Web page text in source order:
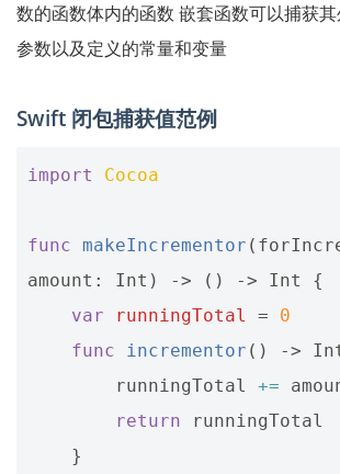
数的函数体内的函数 嵌套函数可以捕获
参数以及定义的常量和变量
Swift 闭包捕获值范例
import Cocoa
func makeIncrementor (
amount : Int ) -> () -> Int
{
var
runningTotal =
0
func
incrementor () ->
runningTotal
+=
return
runningTotal
}